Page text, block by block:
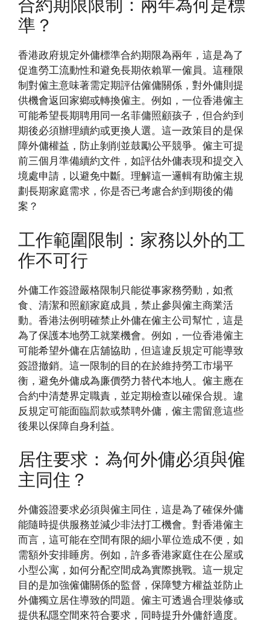
合約期限限制：兩年為何是標
準？
香港政府規定外傭標準合約期限為兩年，這是為了
促進勞工流動性和避免長期依賴單一僱員。這種限
制對僱主意味著需定期評估僱傭關係，對外傭則提
供機會返回家鄉或轉換僱主。例如，一位香港僱主
可能希望長期聘用同一名菲傭照顧孩子，但合約到
期後必須辦理續約或更換人選。這一政策目的是保
障外傭權益，防止剝削並鼓勵公平競爭。僱主可提
前三個月準備續約文件，如評估外傭表現和提交入
境處申請，以避免中斷。理解這一邏輯有助僱主規
劃長期家庭需求，你是否已考慮合約到期後的備
案？
工作範圍限制：家務以外的工
作不可行
外傭工作簽證嚴格限制只能從事家務勞動，如煮
食、清潔和照顧家庭成員，禁止參與僱主商業活
動。香港法例明確禁止外傭在僱主公司幫忙，這是
為了保護本地勞工就業機會。例如，一位香港僱主
可能希望外傭在店舖協助，但這違反規定可能導致
簽證撤銷。這一限制的目的在於維持勞工市場平
衡，避免外傭成為廉價勞力替代本地人。僱主應在
合約中清楚界定職責，並定期檢查以確保合規。違
反規定可能面臨罰款或禁聘外傭，僱主需留意這些
後果以保障自身利益。
居住要求：為何外傭必須與僱
主同住？
外傭簽證要求必須與僱主同住，這是為了確保外傭
能隨時提供服務並減少非法打工機會。對香港僱主
而言，這可能在空間有限的細小單位造成不便，如
需額外安排睡房。例如，許多香港家庭住在公屋或
小型公寓，如何分配空間成為實際挑戰。這一規定
目的是加強僱傭關係的監督，保障雙方權益並防止
外傭獨立居住導致的問題。僱主可透過合理裝修或
提供私隱空間來符合要求，同時提升外傭舒適度。